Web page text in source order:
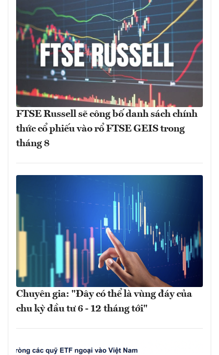
FTSE Russell sẽ công bố danh sách chính
thức cổ phiếu vào rổ FTSE GEIS trong
tháng 8
Chuyên gia: "Đây có thể là vùng đáy của
chu kỳ đầu tư 6 - 12 tháng tới"